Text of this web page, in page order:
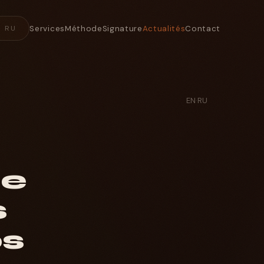
RU ServicesMéthodeSignatureActualitésContact
EN·RU